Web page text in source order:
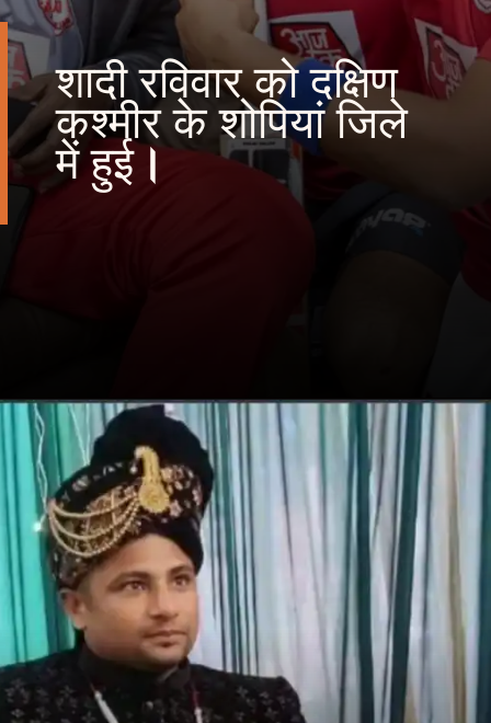
शादी रविवार को दक्षिण
कश्मीर के शोपियां जिले
में हुई।